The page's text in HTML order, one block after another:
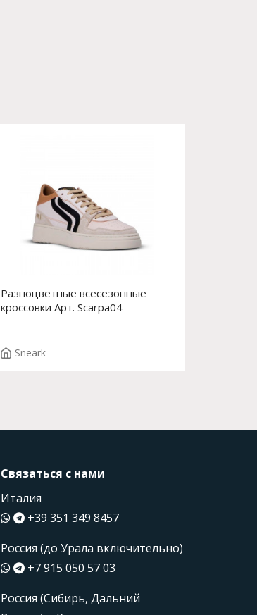
Разноцветные всесезонные
кроссовки Арт. Scarpa04
Sneark
Связаться с нами
Италия
+39 351 349 8457
Россия (до Урала включительно)
+7 915 050 57 03
Россия (Сибирь, Дальний